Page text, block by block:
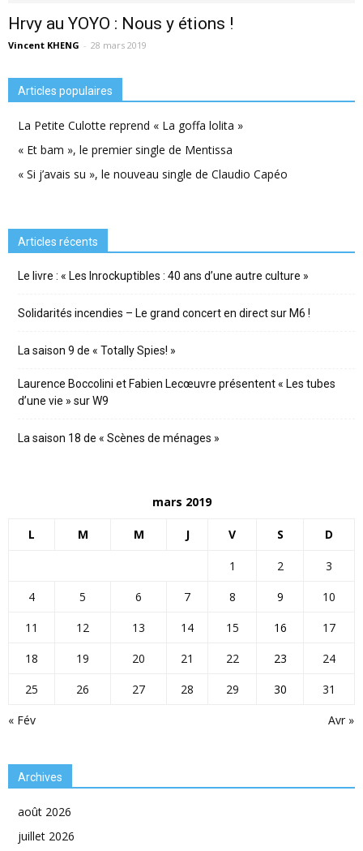
Hrvy au YOYO : Nous y étions !
Vincent KHENG - 28 mars 2019
Articles populaires
La Petite Culotte reprend « La goffa lolita »
« Et bam », le premier single de Mentissa
« Si j’avais su », le nouveau single de Claudio Capéo
Articles récents
Le livre : « Les Inrockuptibles : 40 ans d’une autre culture »
Solidarités incendies – Le grand concert en direct sur M6 !
La saison 9 de « Totally Spies! »
Laurence Boccolini et Fabien Lecœuvre présentent « Les tubes
d’une vie » sur W9
La saison 18 de « Scènes de ménages »
mars 2019
L M M J V S D
« Fév Avr »
1 2
3
4
5 6 7 8 9
10
11
12 13 14 15 16
17
18
19 20 21 22 23
24
25
26 27 28 29 30 31
Archives
août 2026
juillet 2026